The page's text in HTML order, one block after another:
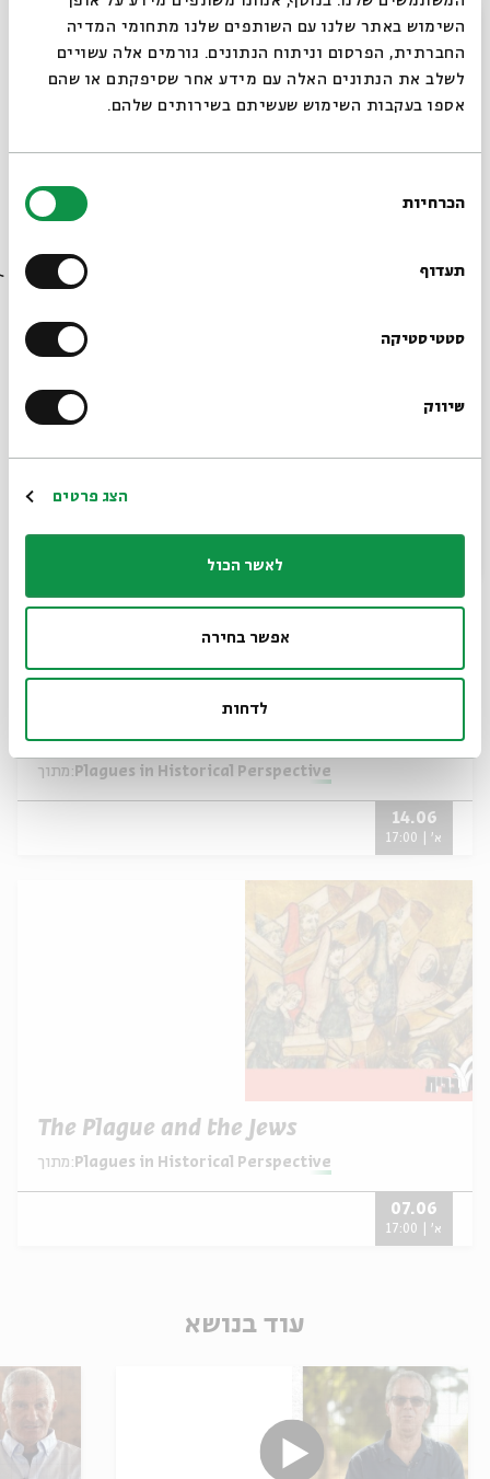
השימוש באתר שלנו עם השותפים שלנו מתחומי המדיה
החברתית, הפרסום וניתוח הנתונים. גורמים אלה עשויים
לשלב את הנתונים האלה עם מידע אחר שסיפקתם או שהם
אספו בעקבות השימוש שעשיתם בשירותים שלהם.
הסכמה
הכרחיות
תעדוף
סטטיסטיקה
שיווק
הצג פרטים
לאשר הכול
אפשר בחירה
לדחות
א' | 17:00
Economy, Crisis and the Jews
Jewish Responses to the Plague
מתוך: Plagues in Historical Perspective
14.06
א' | 17:00
The Plague and the Jews
מתוך: Plagues in Historical Perspective
07.06
א' | 17:00
עוד בנושא
סגור